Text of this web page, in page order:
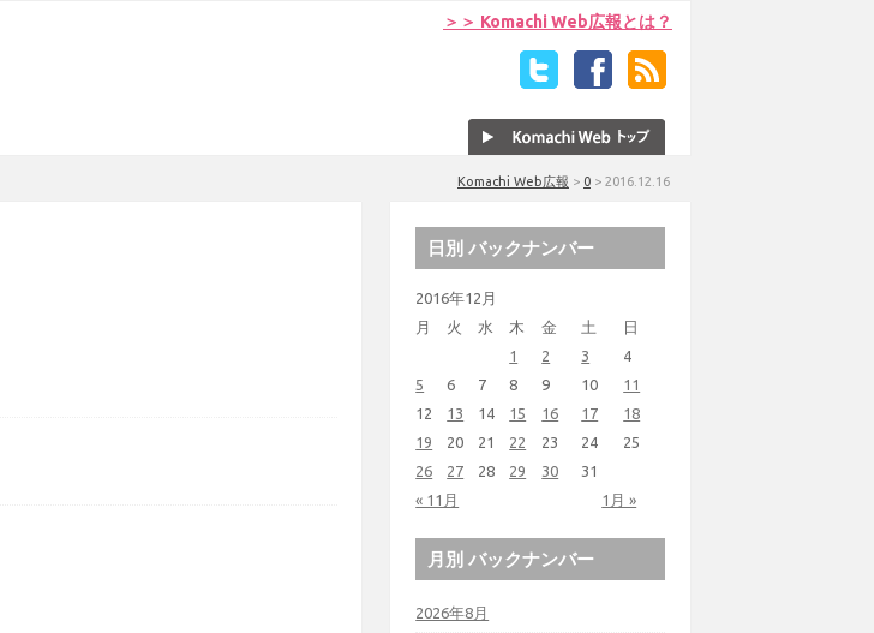
＞＞ Komachi Web広報とは？
Komachi Web広報 > 0 > 2016.12.16
日別 バックナンバー
2016年12月
月
火 水 木 金 土 日
« 11月 1月 »
1 2 3
4
5
6 7 8 9 10
11
12
13 14 15 16 17
18
19
20 21 22 23 24
25
26
27 28 29 30 31
月別 バックナンバー
2026年8月